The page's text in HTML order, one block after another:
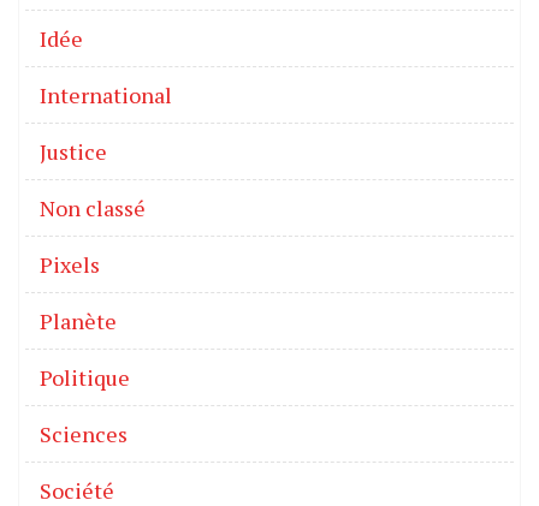
Idée
International
Justice
Non classé
Pixels
Planète
Politique
Sciences
Société